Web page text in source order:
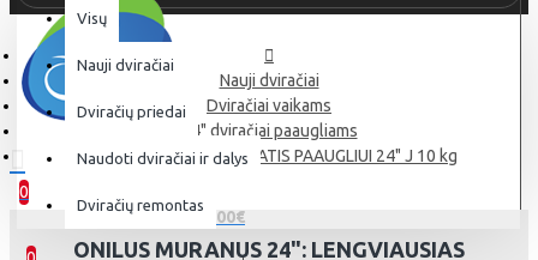
0
0 prekė(s) - 0.00€
Visų
Nauji dviračiai
Dviračių priedai
Naudoti dviračiai ir dalys
Dviračių remontas
Nauji dviračiai
Dviračiai vaikams
24" dviračiai paaugliams
ONILUS MURANUS DVIRATIS PAAUGLIUI 24" J 10 kg
ONILUS MURANUS 24": LENGVIAUSIAS